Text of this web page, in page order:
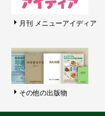
月刊 メニューアイディア
その他の出版物